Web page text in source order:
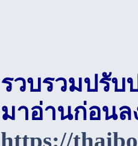
รวบรวมปรับ
มาอ่านก่อน
https://